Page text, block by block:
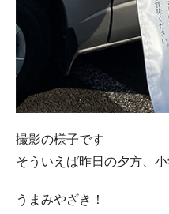
撮影の様子です
そういえば昨日の夕方、
うまみやざき！